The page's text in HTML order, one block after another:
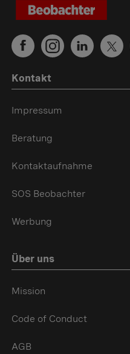
Kontakt
Impressum
Beratung
Kontaktaufnahme
SOS Beobachter
Werbung
Über uns
Mission
Code of Conduct
AGB